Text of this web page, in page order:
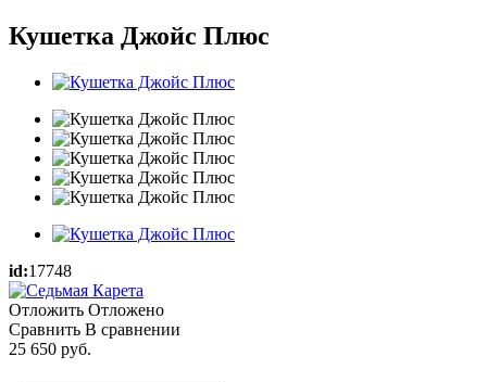
Кушетка Джойс Плюс
id:17748
Отложить Отложено
Сравнить В сравнении
25 650 руб.